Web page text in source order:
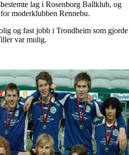
lag i Rosenborg Ballklub, og
moderklubben Rennebu.
og fast jobb i Trondheim som gjorde
var mulig.